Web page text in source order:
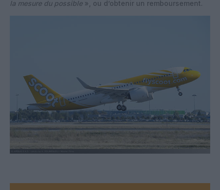
la mesure du possible », ou d’obtenir un remboursement.